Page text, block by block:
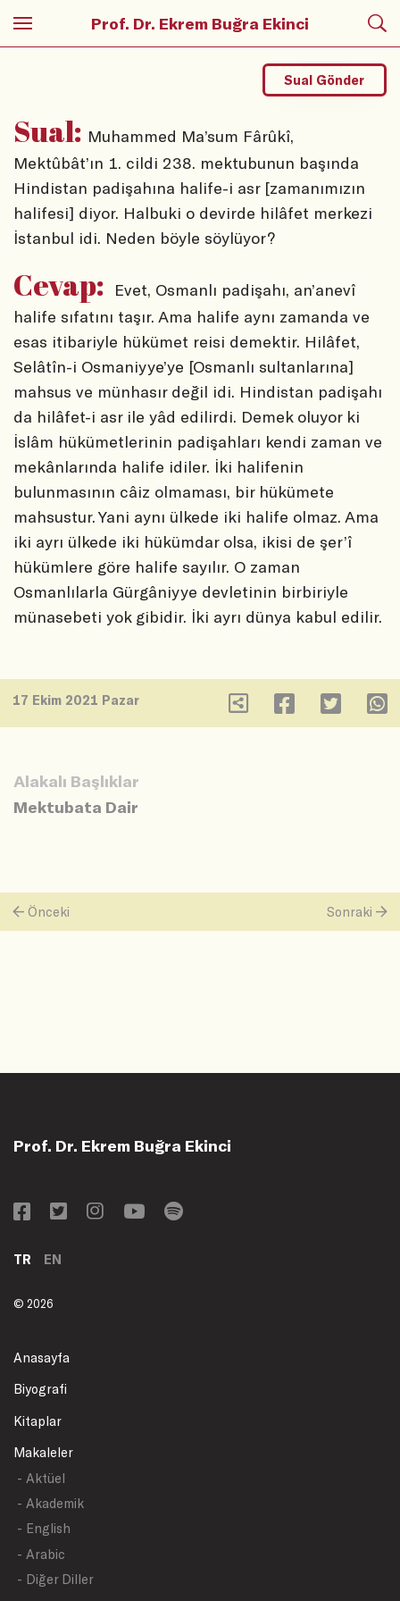
Prof. Dr. Ekrem Buğra Ekinci
Sual: Muhammed Ma’sum Fârûkî,
Mektûbât’ın 1. cildi 238. mektubunun başında
Hindistan padişahına halife-i asr [zamanımızın
halifesi] diyor. Halbuki o devirde hilâfet merkezi
İstanbul idi. Neden böyle söylüyor?
Sual Gönder
Cevap:
Evet, Osmanlı padişahı, an’anevî
halife sıfatını taşır. Ama halife aynı zamanda ve
esas itibariyle hükümet reisi demektir. Hilâfet,
Selâtîn-i Osmaniyye’ye [Osmanlı sultanlarına]
mahsus ve münhasır değil idi. Hindistan padişahı
da hilâfet-i asr ile yâd edilirdi. Demek oluyor ki
İslâm hükümetlerinin padişahları kendi zaman ve
mekânlarında halife idiler. İki halifenin
bulunmasının câiz olmaması, bir hükümete
mahsustur. Yani aynı ülkede iki halife olmaz. Ama
iki ayrı ülkede iki hükümdar olsa, ikisi de şer’î
hükümlere göre halife sayılır. O zaman
Osmanlılarla Gürgâniyye devletinin birbiriyle
münasebeti yok gibidir. İki ayrı dünya kabul edilir.
17 Ekim 2021 Pazar
Alakalı Başlıklar
Mektubata Dair
Önceki Sonraki
Prof. Dr. Ekrem Buğra Ekinci
TR EN
© 2026
Anasayfa
Biyografi
Kitaplar
Makaleler
- Aktüel
- Akademik
- English
- Arabic
- Diğer Diller